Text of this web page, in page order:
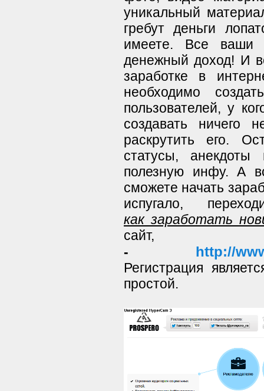
уникальный
гребут деньги
имеете. Все ваши
денежный доход! И
заработке в
необходимо
пользователей, у
создавать ничего
раскрутить его.
статусы,
полезную инфу. А
сможете начать
испугало,
как заработать
-
http://
Регистрация
простой.